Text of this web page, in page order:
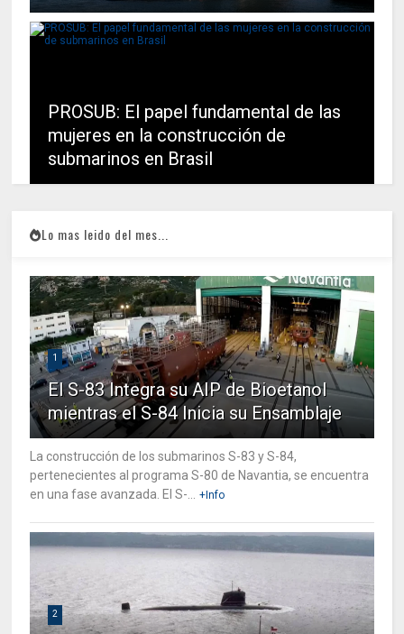
PROSUB: El papel fundamental de las
mujeres en la construcción de
submarinos en Brasil
Lo mas leido del mes...
1
El S-83 Integra su AIP de Bioetanol
mientras el S-84 Inicia su Ensamblaje
La construcción de los submarinos S-83 y S-84,
pertenecientes al programa S-80 de Navantia, se encuentra
en una fase avanzada. El S-... +Info
2